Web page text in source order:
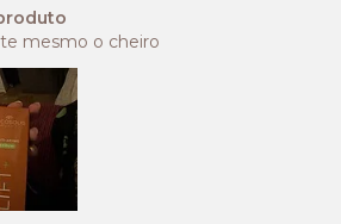
mesmo o cheiro